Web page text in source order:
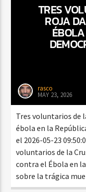
TRES
ROJA
rasco
MAY 23, 2026
Tres voluntarios de
ébola en la
el 2026-05-23
voluntarios de la
contra el Ébola en
sobre la trágica